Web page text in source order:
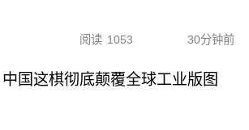
阅读 1053 30分钟前
中国这棋彻底颠覆全球工业版图